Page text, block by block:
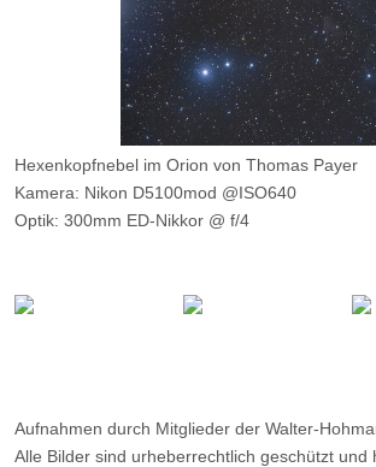
Hexenkopfnebel im Orion von Thomas Payer
Kamera: Nikon D5100mod @ISO640
Optik: 300mm ED-Nikkor @ f/4
Ort: Schnalstaler Gletscher
Aufnahmen durch Mitglieder der Walter-
Alle Bilder sind urheberrechtlich geschützt und